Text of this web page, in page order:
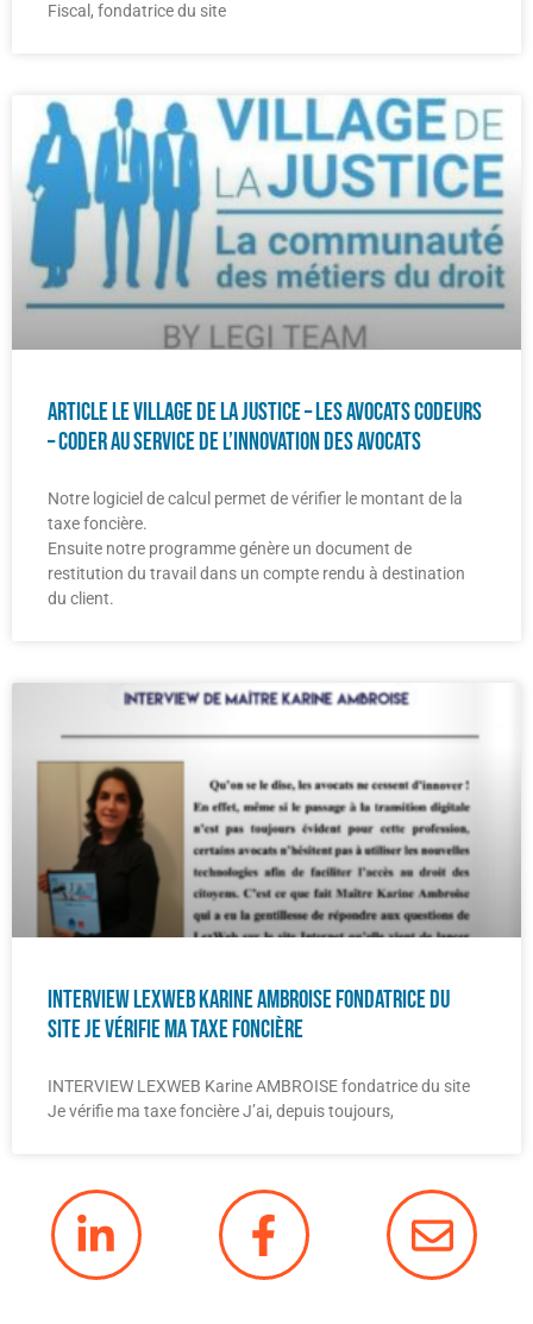
Fiscal, fondatrice du site
Article le Village de la Justice – Les avocats codeurs
– coder au service de l’innovation des avocats
Notre logiciel de calcul permet de vérifier le montant de la
taxe foncière.
Ensuite notre programme génère un document de
restitution du travail dans un compte rendu à destination
du client.
INTERVIEW LEXWEB Karine AMBROISE fondatrice du
site Je vérifie ma taxe foncière
INTERVIEW LEXWEB Karine AMBROISE fondatrice du site
Je vérifie ma taxe foncière J’ai, depuis toujours,